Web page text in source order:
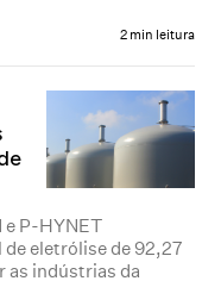
2 min leitura
e P-HYNET
eletrólise de 92,27
as indústrias da